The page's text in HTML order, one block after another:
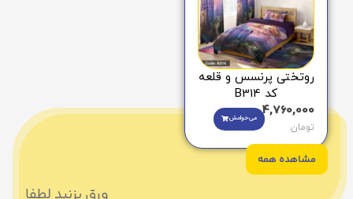
روتختی پرنسس و قلعه
کد B314
4,760,000
تومان
می‌خوامش
مشاهده همه